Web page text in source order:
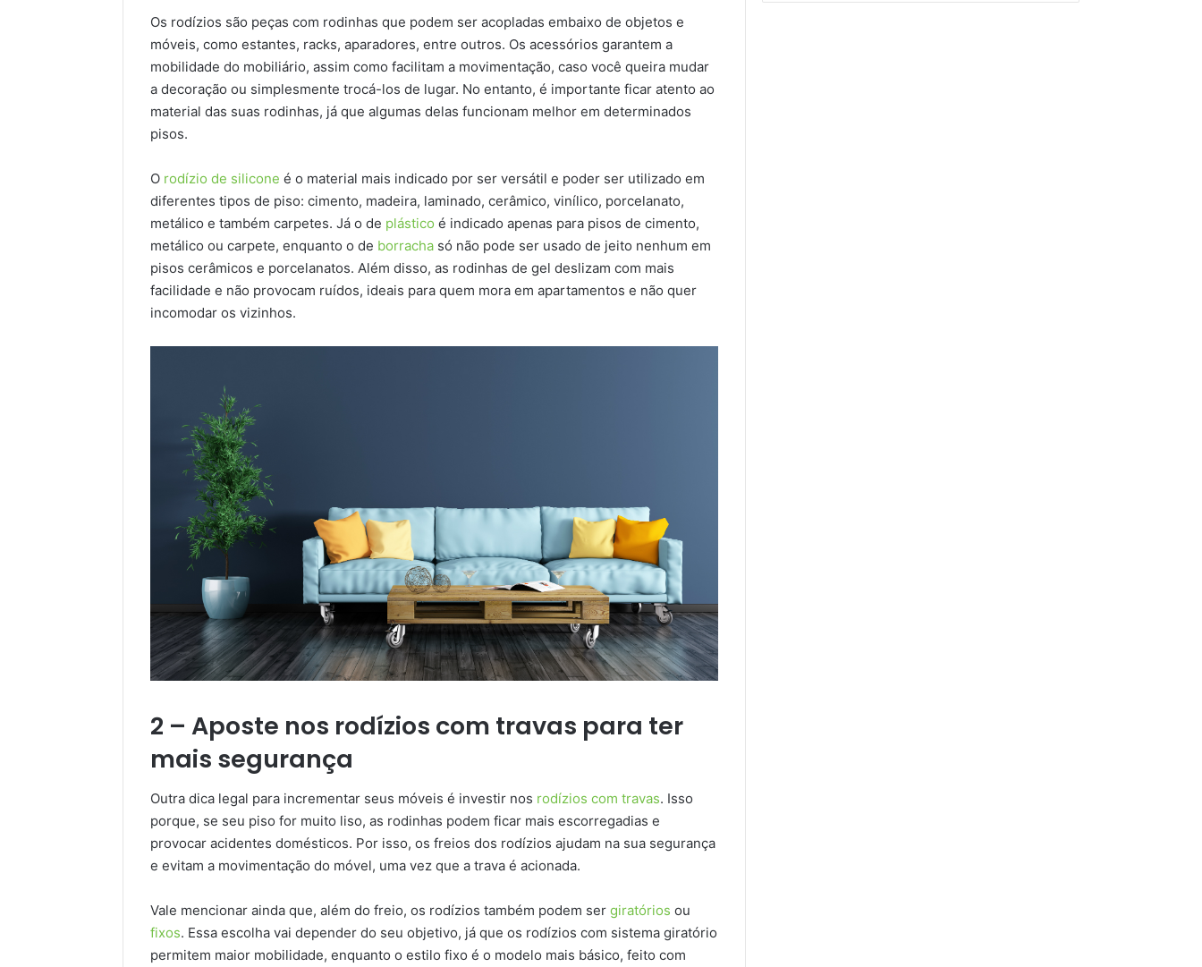
Os rodízios são peças com rodinhas que podem ser acopladas embaixo de objetos e
móveis, como estantes, racks, aparadores, entre outros. Os acessórios garantem a
mobilidade do mobiliário, assim como facilitam a movimentação, caso você queira mudar
a decoração ou simplesmente trocá-los de lugar. No entanto, é importante ficar atento ao
material das suas rodinhas, já que algumas delas funcionam melhor em determinados
pisos.
O rodízio de silicone é o material mais indicado por ser versátil e poder ser utilizado em
diferentes tipos de piso: cimento, madeira, laminado, cerâmico, vinílico, porcelanato,
metálico e também carpetes. Já o de plástico é indicado apenas para pisos de cimento,
metálico ou carpete, enquanto o de borracha só não pode ser usado de jeito nenhum em
pisos cerâmicos e porcelanatos. Além disso, as rodinhas de gel deslizam com mais
facilidade e não provocam ruídos, ideais para quem mora em apartamentos e não quer
incomodar os vizinhos.
2 – Aposte nos rodízios com travas para ter
mais segurança
Outra dica legal para incrementar seus móveis é investir nos rodízios com travas. Isso
porque, se seu piso for muito liso, as rodinhas podem ficar mais escorregadias e
provocar acidentes domésticos. Por isso, os freios dos rodízios ajudam na sua segurança
e evitam a movimentação do móvel, uma vez que a trava é acionada.
Vale mencionar ainda que, além do freio, os rodízios também podem ser giratórios ou
fixos. Essa escolha vai depender do seu objetivo, já que os rodízios com sistema giratório
permitem maior mobilidade, enquanto o estilo fixo é o modelo mais básico, feito com